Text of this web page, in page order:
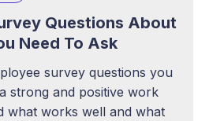
Questions About
Need To Ask
survey questions you
strong and positive work
what works well and what